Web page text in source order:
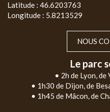
Latitude : 46.6203763
Longitude : 5.8213529
NOUS
Le parc
• 2h de Lyon, de
• 1h30 de Dijon, de
• 1h45 de Mâcon, de